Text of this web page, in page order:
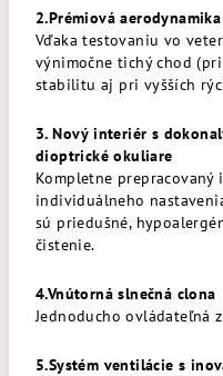
2.Prémiová
Vďaka testovaniu vo
výnimočne tichý chod
stabilitu aj pri vyšších
3. Nový interiér s
dioptrické okuliare
Kompletne
individuálneho
sú priedušné,
čistenie.
4.Vnútorná slnečná clona
Jednoducho ovládateľná
5.Systém ventilácie s